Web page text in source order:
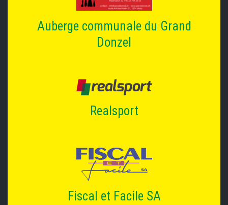
Auberge communale du Grand
Donzel
Realsport
Fiscal et Facile SA